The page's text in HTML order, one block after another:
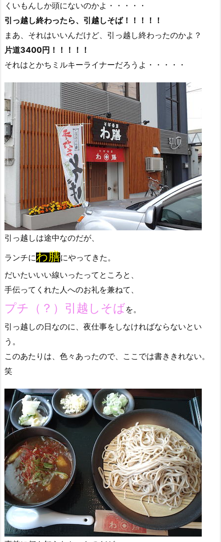
くいもんしか頭にないのかよ・・・・・
引っ越し終わったら、引越しそば！！！！！
まあ、それはいいんだけど、引っ越し終わったのかよ？
片道3400円！！！！！
それはとかちミルキーライナーだろうよ・・・・・
引っ越しは途中なのだが、
ランチにわ膳にやってきた。
だいたいいい線いったってところと、
手伝ってくれた人へのお礼を兼ねて、
プチ（？）引越しそばを。
引っ越しの日なのに、夜仕事をしなければならないとい
う。
このあたりは、色々あったので、ここでは書ききれない。
笑